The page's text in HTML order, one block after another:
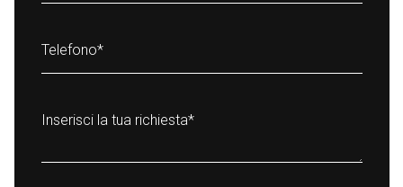
Telefono*
Inserisci la tua richiesta*